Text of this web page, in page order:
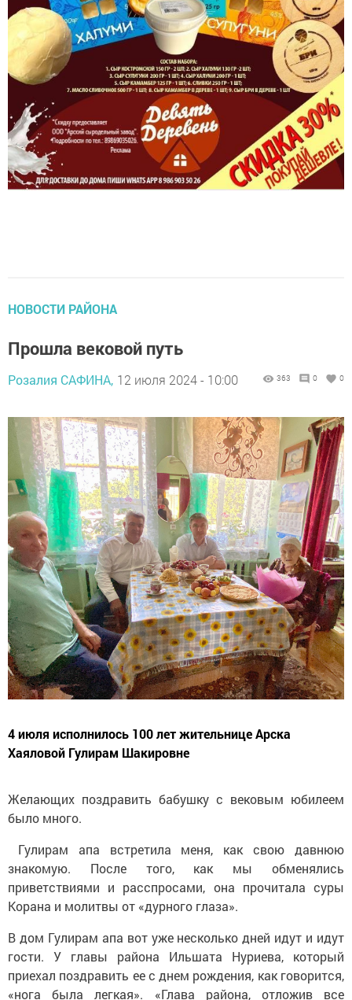
НОВОСТИ РАЙОНА
Прошла вековой путь
Розалия САФИНА, 12 июля 2024 - 10:00
4 июля исполнилось 100 лет жительнице Арска
Хаяловой Гулирам Шакировне
Желающих поздравить бабушку с вековым юбилеем
было много.
Гулирам апа встретила меня, как свою давнюю
знакомую. После того, как мы обменялись
приветствиями и расспросами, она прочитала суры
Корана и молитвы от «дурного глаза».
В дом Гулирам апа вот уже несколько дней идут и идут
гости. У главы района Ильшата Нуриева, который
приехал поздравить ее с днем рождения, как говорится,
«нога была легкая». «Глава района, отложив все